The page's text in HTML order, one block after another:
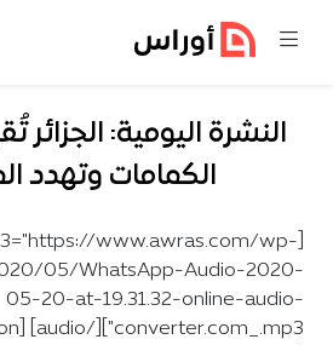
النشرة اليومية: الجزائر
الكمامات وتهدد
www.awras.com/wp-
05/WhatsApp-Audio-2020-
05-20-at-19.31.32-online-audio-